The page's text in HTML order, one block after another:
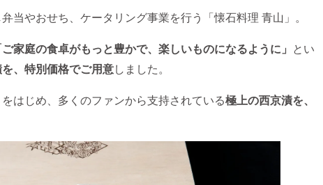
当やおせち、ケータリング事業を行う「懐石料理 青山」。
家庭の食卓がもっと豊かで、楽しいものになるように」 とい
、特別価格でご用意しました。
はじめ、多くのファンから支持されている極上の西京漬を、